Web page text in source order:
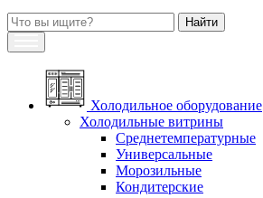
Холодильное оборудование
Холодильные витрины
Среднетемпературные
Универсальные
Морозильные
Кондитерские